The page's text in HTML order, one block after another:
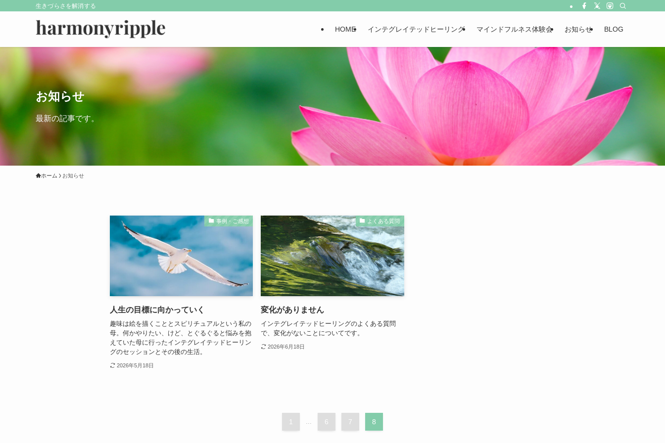
生きづらさを解消する
HOME インテグレイテッドヒーリング マインドフルネス体験会 お知らせ BLOG
お知らせ
最新の記事です。
ホーム お知らせ
事例・ご感想
人生の目標に向かっていく
趣味は絵を描くこととスピリチュアルという私の
母。何かやりたい、けど、とぐるぐると悩みを抱
えていた母に行ったインテグレイテッドヒーリン
グのセッションとその後の生活。
2026年5月18日
よくある質問
変化がありません
インテグレイテッドヒーリングのよくある質問
で、変化がないことについてです。
2026年6月18日
1 ... 6 7 8